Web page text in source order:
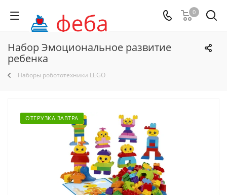
0
Набор Эмоциональное развитие
ребенка
Наборы робототехники LEGO
ОТГРУЗКА ЗАВТРА